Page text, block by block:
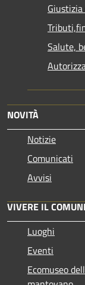
Salute,
NOVITÀ
Notizie
Comunicati
Avvisi
VIVERE IL
Luoghi
Eventi
Ecomuseo